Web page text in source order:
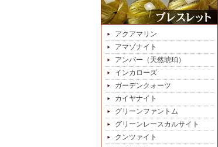
アクアマリン
アマゾナイト
アンバー（天然琥珀）
インカローズ
ガーデンクォーツ
カイヤナイト
グリーンファントム
グリーンレースカルサイト
クンツァイト